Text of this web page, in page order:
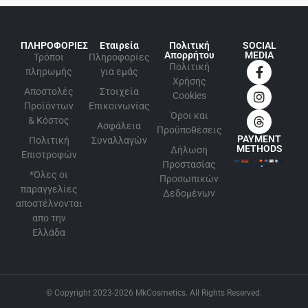
ΠΛΗΡΟΦΟΡΙΕΣ
Τρόποι
πληρωμής
Αποστολές
Προϊόντων
& Κόστος
Πολιτική
Επιστροφών
*Όλες οι
παραγγελίες
αποστέλνονται
απο την
Ελλάδα
Εταιρεία
Πληροφορίες
για εμάς
Στοιχεία
Επικοινωνίας
Ασφάλεια
Συναλλαγών
Πολιτική
Απορρήτου
Πολιτική
Xρήσης
Cookies
Όροι και
Προϋποθέσεις
Δήλωση
Προστασίας
Προσωπικών
Δεδομένων
SOCIAL
MEDIA
PAYMENT
METHODS
© Copyright 2023-2026 MkCosmetics. All Rights Reserved.